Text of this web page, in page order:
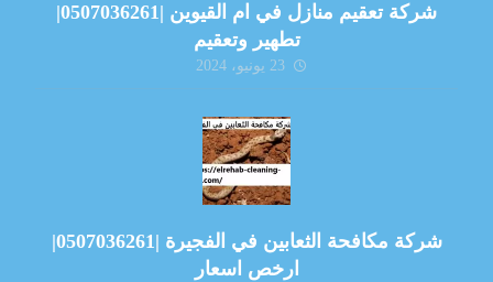
شركة تعقيم منازل في ام القيوين |0507036261|
تطهير وتعقيم
23 يونيو، 2024
شركة مكافحة الثعابين في الفجيرة |0507036261|
ارخص اسعار